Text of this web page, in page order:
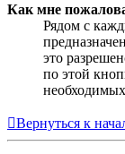
Как мне
Рядом с
это
по этой
Вернуться к